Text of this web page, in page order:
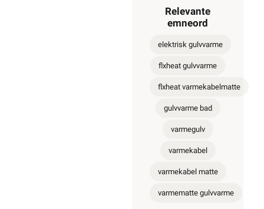
Relevante
emneord
elektrisk gulvvarme
flxheat gulvvarme
flxheat varmekabelmatte
gulvvarme bad
varmegulv
varmekabel
varmekabel matte
varmematte gulvvarme